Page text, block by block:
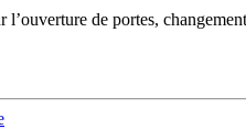
de portes,